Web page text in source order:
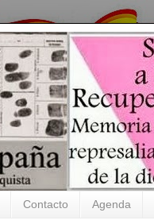
Contacto Agenda